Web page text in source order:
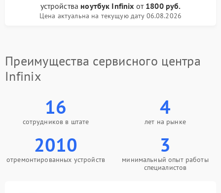
устройства ноутбук Infinix от 1800 руб.
Цена актуальна на текущую дату 06.08.2026
Преимущества сервисного центра
Infinix
16
сотрудников в штате
4
лет на рынке
2010
отремонтированных устройств
3
минимальный опыт работы
специалистов